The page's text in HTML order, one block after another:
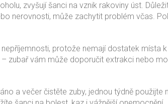
zvyšují šanci na vznik rakoviny úst.
nerovnosti, může zachytit problém včas.
protože nemají dostatek místa
zubař vám může doporučit extrakci nebo
a večer čistěte zuby, jednou týdně